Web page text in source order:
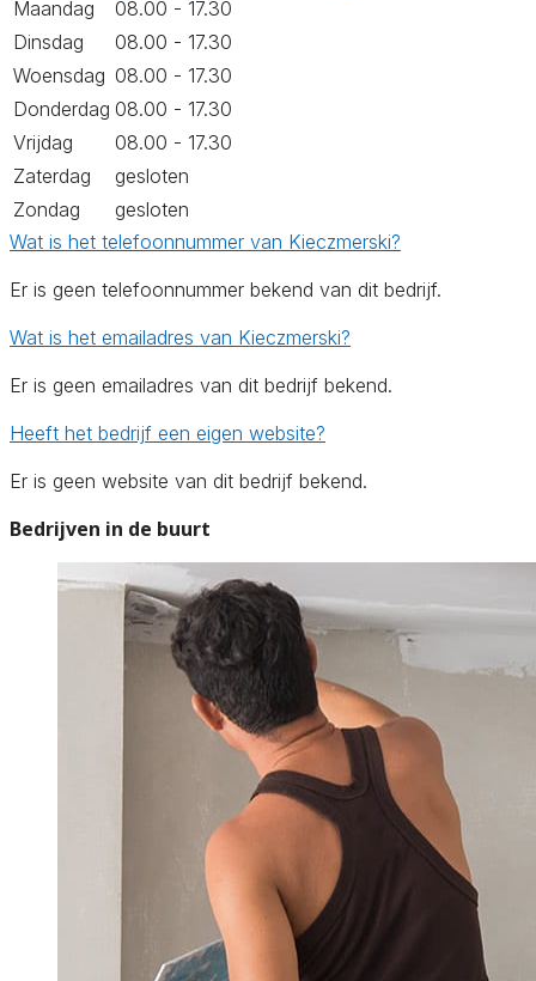
Maandag
08.00 - 17.30
Dinsdag
08.00 - 17.30
Woensdag 08.00 - 17.30
Donderdag 08.00 - 17.30
Vrijdag
08.00 - 17.30
Zaterdag
gesloten
Zondag
gesloten
Wat is het telefoonnummer van Kieczmerski?
Er is geen telefoonnummer bekend van dit bedrijf.
Wat is het emailadres van Kieczmerski?
Er is geen emailadres van dit bedrijf bekend.
Heeft het bedrijf een eigen website?
Er is geen website van dit bedrijf bekend.
Bedrijven in de buurt